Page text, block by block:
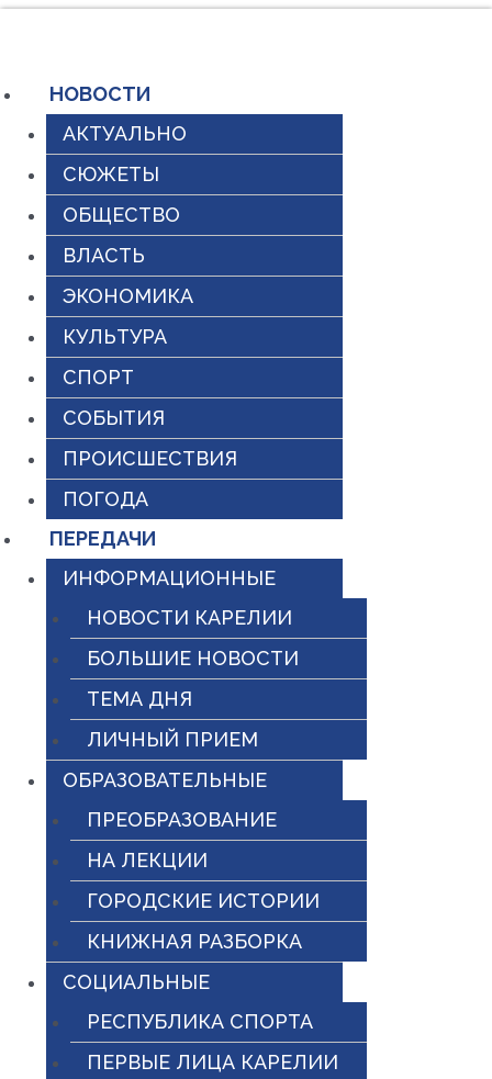
содержимому
НОВОСТИ
АКТУАЛЬНО
СЮЖЕТЫ
ОБЩЕСТВО
ВЛАСТЬ
ЭКОНОМИКА
КУЛЬТУРА
СПОРТ
СОБЫТИЯ
ПРОИСШЕСТВИЯ
ПОГОДА
ПЕРЕДАЧИ
ИНФОРМАЦИОННЫЕ
НОВОСТИ КАРЕЛИИ
БОЛЬШИЕ НОВОСТИ
ТЕМА ДНЯ
ЛИЧНЫЙ ПРИЕМ
ОБРАЗОВАТЕЛЬНЫЕ
ПРЕОБРАЗОВАНИЕ
НА ЛЕКЦИИ
ГОРОДСКИЕ ИСТОРИИ
КНИЖНАЯ РАЗБОРКА
СОЦИАЛЬНЫЕ
РЕСПУБЛИКА СПОРТА
ПЕРВЫЕ ЛИЦА КАРЕЛИИ